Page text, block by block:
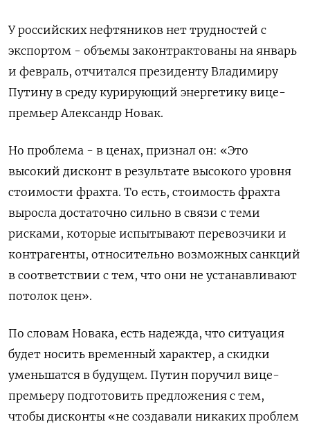
У российских нефтяников нет трудностей с
экспортом - объемы законтрактованы на январь
и февраль, отчитался президенту Владимиру
Путину в среду курирующий энергетику вице-
премьер Александр Новак.
Но проблема - в ценах, признал он: «Это
высокий дисконт в результате высокого уровня
стоимости фрахта. То есть, стоимость фрахта
выросла достаточно сильно в связи с теми
рисками, которые испытывают перевозчики и
контрагенты, относительно возможных санкций
в соответствии с тем, что они не устанавливают
потолок цен».
По словам Новака, есть надежда, что ситуация
будет носить временный характер, а скидки
уменьшатся в будущем. Путин поручил вице-
премьеру подготовить предложения с тем,
чтобы дисконты «не создавали никаких проблем